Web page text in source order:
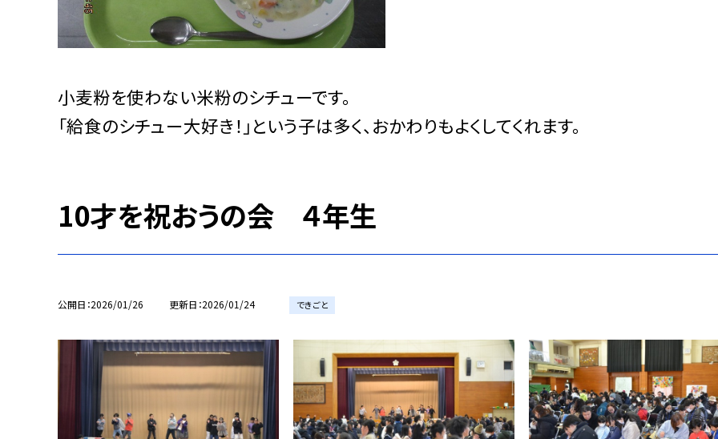
小麦粉を使わない米粉のシチューです。
「給食のシチュー大好き！」という子は多く、おかわりもよくしてくれます。
10才を祝おうの会 ４年生
公開日 2026/01/26 更新日 2026/01/24 できごと